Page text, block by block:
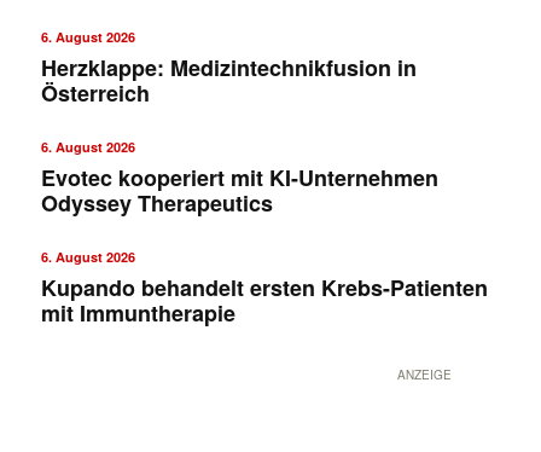
6. August 2026
Herzklappe: Medizintechnikfusion in
Österreich
6. August 2026
Evotec kooperiert mit KI-Unternehmen
Odyssey Therapeutics
6. August 2026
Kupando behandelt ersten Krebs-Patienten
mit Immuntherapie
ANZEIGE